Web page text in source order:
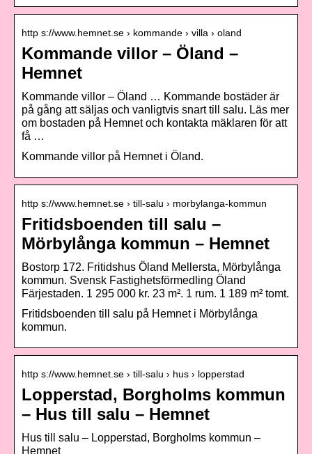
http s://www.hemnet.se › kommande › villa › oland
Kommande villor – Öland –
Hemnet
Kommande villor – Öland … Kommande bostäder är
på gång att säljas och vanligtvis snart till salu. Läs mer
om bostaden på Hemnet och kontakta mäklaren för att
få …
Kommande villor på Hemnet i Öland.
http s://www.hemnet.se › till-salu › morbylanga-kommun
Fritidsboenden till salu –
Mörbylånga kommun – Hemnet
Bostorp 172. Fritidshus Öland Mellersta, Mörbylånga
kommun. Svensk Fastighetsförmedling Öland
Färjestaden. 1 295 000 kr. 23 m². 1 rum. 1 189 m² tomt.
Fritidsboenden till salu på Hemnet i Mörbylånga
kommun.
http s://www.hemnet.se › till-salu › hus › lopperstad
Lopperstad, Borgholms kommun
– Hus till salu – Hemnet
Hus till salu – Lopperstad, Borgholms kommun –
Hemnet